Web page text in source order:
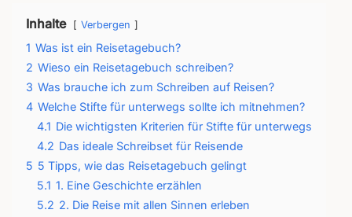
Inhalte Verbergen
1 Was ist ein Reisetagebuch?
2 Wieso ein Reisetagebuch schreiben?
3 Was brauche ich zum Schreiben auf Reisen?
4 Welche Stifte für unterwegs sollte ich mitnehmen?
4.1 Die wichtigsten Kriterien für Stifte für unterwegs
4.2 Das ideale Schreibset für Reisende
5 5 Tipps, wie das Reisetagebuch gelingt
5.1 1. Eine Geschichte erzählen
5.2 2. Die Reise mit allen Sinnen erleben